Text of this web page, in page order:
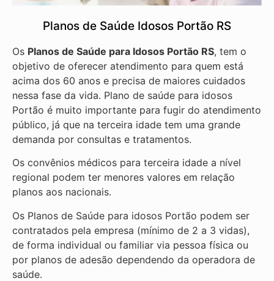
Planos de Saúde Idosos Portão RS
Os Planos de Saúde para Idosos Portão RS, tem o
objetivo de oferecer atendimento para quem está
acima dos 60 anos e precisa de maiores cuidados
nessa fase da vida. Plano de saúde para idosos
Portão é muito importante para fugir do atendimento
público, já que na terceira idade tem uma grande
demanda por consultas e tratamentos.
Os convênios médicos para terceira idade a nível
regional podem ter menores valores em relação
planos aos nacionais.
Os Planos de Saúde para idosos Portão podem ser
contratados pela empresa (mínimo de 2 a 3 vidas),
de forma individual ou familiar via pessoa física ou
por planos de adesão dependendo da operadora de
saúde.